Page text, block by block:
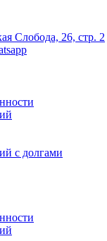
Слобода, 26, стр. 2
с долгами